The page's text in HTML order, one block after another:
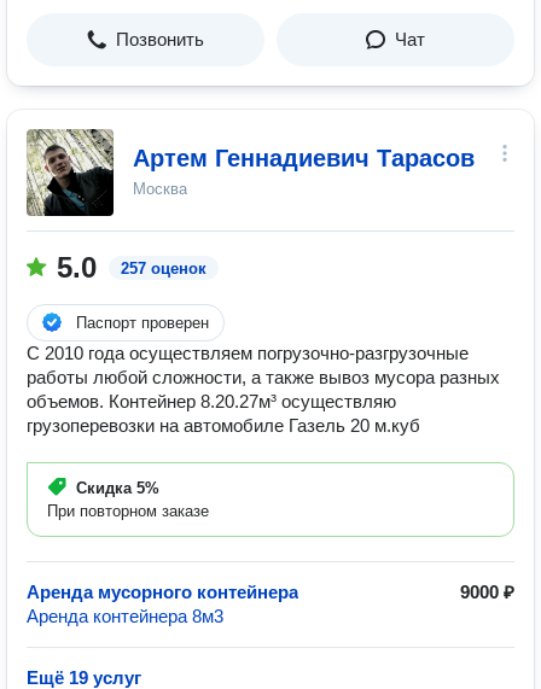
Позвонить Чат
Артем Геннадиевич Тарасов
Москва
5.0 257 оценок
Паспорт проверен
С 2010 года осуществляем погрузочно-разгрузочные
работы любой сложности, а также вывоз мусора разных
объемов. Контейнер 8.20.27м³ осуществляю
грузоперевозки на автомобиле Газель 20 м.куб
Скидка 5%
При повторном заказе
Аренда мусорного контейнера
9000 ₽
Аренда контейнера 8м3
Ещё 19 услуг